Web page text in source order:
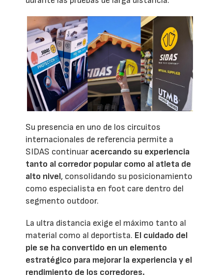
Su presencia en uno de los circuitos
internacionales de referencia permite a
SIDAS continuar acercando su experiencia
tanto al corredor popular como al atleta de
alto nivel, consolidando su posicionamiento
como especialista en foot care dentro del
segmento outdoor.
La ultra distancia exige el máximo tanto al
material como al deportista. El cuidado del
pie se ha convertido en un elemento
estratégico para mejorar la experiencia y el
rendimiento de los corredores.